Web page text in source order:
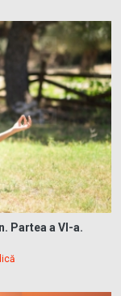
Partea a VI-a.